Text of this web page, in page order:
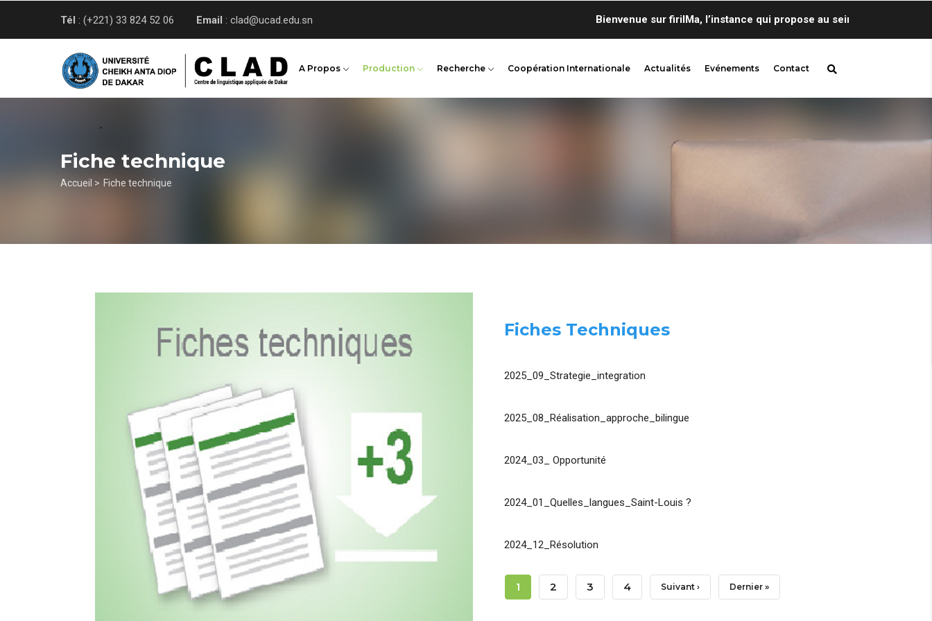
Tél : (+221) 33 824 52 06 Email : clad@ucad.edu.sn Bienvenue sur firilMa, l’instance qui propose au sein de Centre de
A Propos Production Recherche Coopération Internationale Actualités Evénements Contact
Fiche technique
Fil
Accueil > Fiche technique
Fiches Techniques
2025_09_Strategie_integration
2025_08_Réalisation_approche_bilingue
2024_03_ Opportunité
2024_01_Quelles_langues_Saint-Louis ?
2024_12_Résolution
Pagination
Page
1 Page
2 Page
3 Page
4 Page
Suivant › Dernière
Dernier »